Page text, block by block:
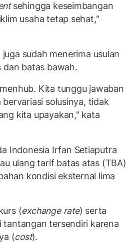
sehingga keseimbangan
usaha tetap sehat,"
sudah menerima usulan
dan batas bawah.
Kita tunggu jawaban
solusinya, tidak
kita upayakan," kata
Indonesia Irfan Setiaputra
ulang tarif batas atas (TBA)
kondisi eksternal lima
(exchange rate) serta
tersendiri karena
(cost).